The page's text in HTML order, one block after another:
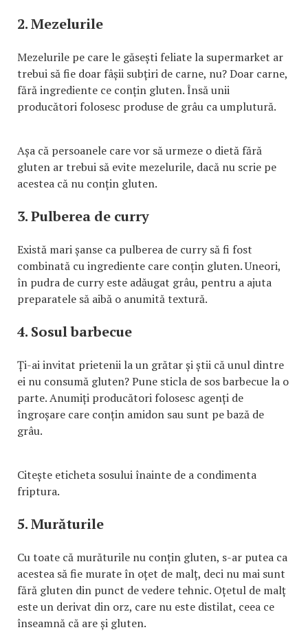
2. Mezelurile
Mezelurile pe care le găsești feliate la supermarket ar
trebui să fie doar fâșii subțiri de carne, nu? Doar carne,
fără ingrediente ce conțin gluten. Însă unii
producători folosesc produse de grâu ca umplutură.
Așa că persoanele care vor să urmeze o dietă fără
gluten ar trebui să evite mezelurile, dacă nu scrie pe
acestea că nu conțin gluten.
3. Pulberea de curry
Există mari șanse ca pulberea de curry să fi fost
combinată cu ingrediente care conțin gluten. Uneori,
în pudra de curry este adăugat grâu, pentru a ajuta
preparatele să aibă o anumită textură.
4. Sosul barbecue
Ți-ai invitat prietenii la un grătar și știi că unul dintre
ei nu consumă gluten? Pune sticla de sos barbecue la o
parte. Anumiți producători folosesc agenți de
îngroșare care conțin amidon sau sunt pe bază de
grâu.
Citește eticheta sosului înainte de a condimenta
friptura.
5. Murăturile
Cu toate că murăturile nu conțin gluten, s-ar putea ca
acestea să fie murate în oțet de malț, deci nu mai sunt
fără gluten din punct de vedere tehnic. Oțetul de malț
este un derivat din orz, care nu este distilat, ceea ce
înseamnă că are și gluten.